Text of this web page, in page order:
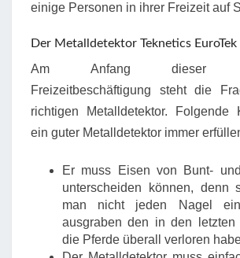
einige Personen in ihrer Freizeit auf
Der Metalldetektor Teknetics EuroTek
Am Anfang dieser
Freizeitbeschäftigung steht die
richtigen Metalldetektor. Folgende
ein guter Metalldetektor immer
Er muss Eisen von Bunt-
unterscheiden können, denn
man nicht jeden Nagel
ausgraben den in den letzten
die Pferde überall verloren